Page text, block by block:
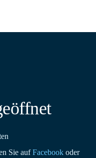
Sie aufFacebook oder